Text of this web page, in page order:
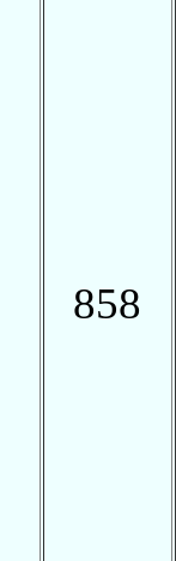
858